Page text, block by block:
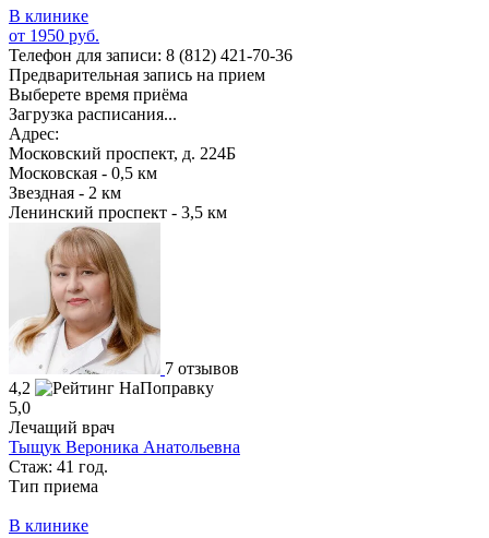
В клинике
от 1950 руб.
Телефон для записи: 8 (812) 421-70-36
Предварительная запись на прием
Выберете время приёма
Загрузка расписания...
Адрес:
Московский проспект, д. 224Б
Московская - 0,5 км
Звездная - 2 км
Ленинский проспект - 3,5 км
7 отзывов
4,2
5,0
Лечащий врач
Тыщук Вероника Анатольевна
Стаж: 41 год.
Тип приема
В клинике